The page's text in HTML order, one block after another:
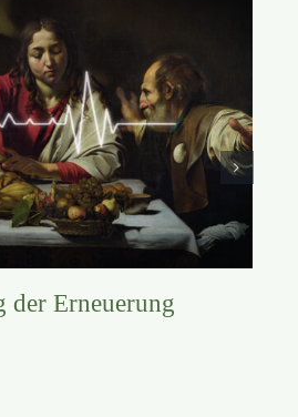
der Erneuerung